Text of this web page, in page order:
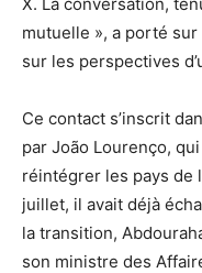
mutuelle », a porté
sur les perspectives
Ce contact s’inscrit
par João Lourenço,
réintégrer les pays de
juillet, il avait déjà
la transition,
son ministre des